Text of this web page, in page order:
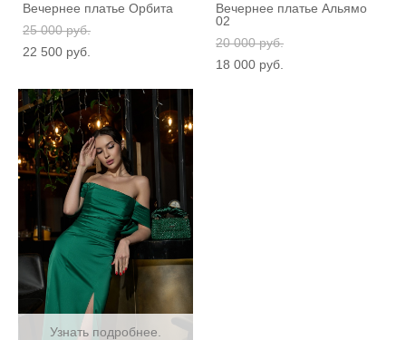
Вечернее платье Орбита
25 000 pуб.
22 500 pуб.
Вечернее платье Альямо
02
20 000 pуб.
18 000 pуб.
Узнать подробнее.